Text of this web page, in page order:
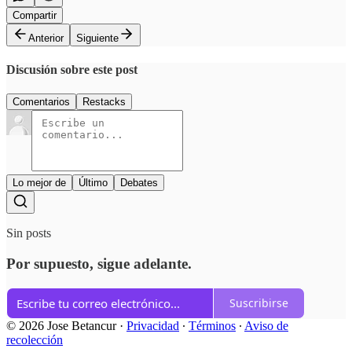
Compartir
Anterior
Siguiente
Discusión sobre este post
Comentarios Restacks
Lo mejor de Último Debates
Sin posts
Por supuesto, sigue adelante.
Suscribirse
© 2026 Jose Betancur· Privacidad ∙ Términos ∙ Aviso de
recolección